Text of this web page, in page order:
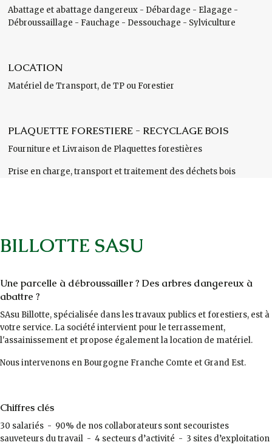
Abattage et abattage dangereux - Débardage - Elagage -
Débroussaillage - Fauchage - Dessouchage - Sylviculture
LOCATION
Matériel de Transport, de TP ou Forestier
PLAQUETTE FORESTIERE - RECYCLAGE BOIS
Fourniture et Livraison de Plaquettes forestières
Prise en charge, transport et traitement des déchets bois
BILLOTTE SASU
Une parcelle à débroussailler ? Des arbres dangereux à
abattre ?
SAsu Billotte, spécialisée dans les travaux publics et forestiers, est à
votre service. La société intervient pour le terrassement,
l'assainissement et propose également la location de matériel.
Nous intervenons en Bourgogne Franche Comte et Grand Est.
Chiffres clés
30 salariés - 90% de nos collaborateurs sont secouristes
sauveteurs du travail - 4 secteurs d’activité - 3 sites d’exploitation